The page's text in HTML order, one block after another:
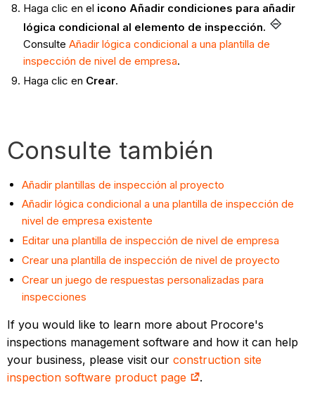
Haga clic en el icono Añadir condiciones para añadir
lógica condicional al elemento de inspección.
Consulte Añadir lógica condicional a una plantilla de
inspección de nivel de empresa.
Haga clic en Crear.
Consulte también
Añadir plantillas de inspección al proyecto
Añadir lógica condicional a una plantilla de inspección de
nivel de empresa existente
Editar una plantilla de inspección de nivel de empresa
Crear una plantilla de inspección de nivel de proyecto
Crear un juego de respuestas personalizadas para
inspecciones
If you would like to learn more about Procore's
inspections management software and how it can help
your business, please visit ourconstruction site
inspection software product page
.